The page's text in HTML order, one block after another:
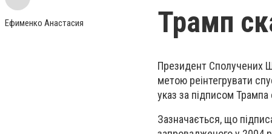
Ефименко Анастасия Трамп
Президент Сполучених
метою реінтегрувати
указ за підписом
Зазначається, що